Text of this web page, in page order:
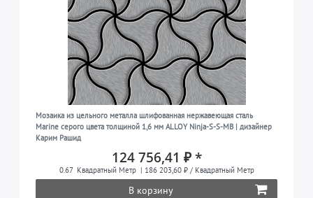
Мозаика из цельного металла шлифованная нержавеющая сталь
Marine серого цвета толщиной 1,6 мм ALLOY Ninja-S-S-MB | дизайнер
Карим Рашид
124 756,41 ₽ *
0.67 Квадратный Метр | 186 203,60 ₽ / Квадратный Метр
В корзину